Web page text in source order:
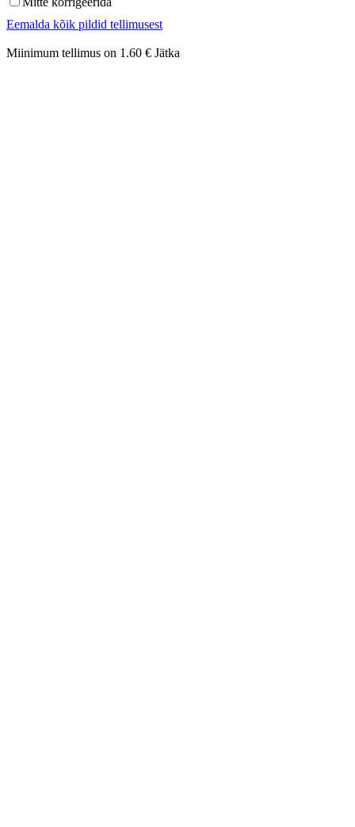
Eemalda kõik pildid tellimusest
Miinimum tellimus on 1.60 € Jätka